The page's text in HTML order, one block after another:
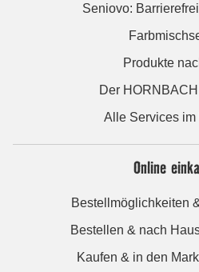
Seniovo:
Produkte
Der
Alle Services
Online
Bestellmöglichkeiten
Bestellen & nach
Kaufen & in den